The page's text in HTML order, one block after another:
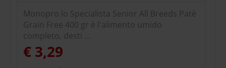
Monopro lo Specialista Senior All Breeds Patè
Grain Free 400 gr è l'alimento umido
completo, desti ...
€ 3,29